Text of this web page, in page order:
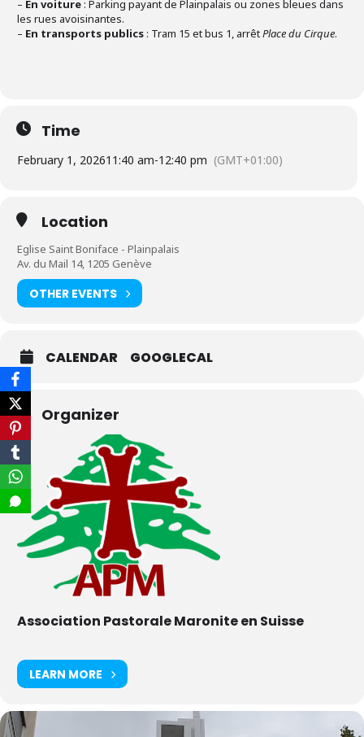
– En voiture: Parking payant de Plainpalais ou zones bleues dans
les rues avoisinantes.
– En transports publics: Tram 15 et bus 1, arrêtPlace du Cirque.
Time
February 1, 202611:40 am-12:40 pm (GMT+01:00)
Location
Eglise Saint Boniface - Plainpalais
Av. du Mail 14, 1205 Genève
OTHER EVENTS
CALENDAR GOOGLECAL
Organizer
Association Pastorale Maronite en Suisse
LEARN MORE